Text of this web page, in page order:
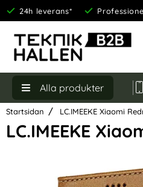
24h leverans*
Alla produkter
Startsidan LC.IMEEKE Xiaomi
LC.IMEEKE
Hoppa
över